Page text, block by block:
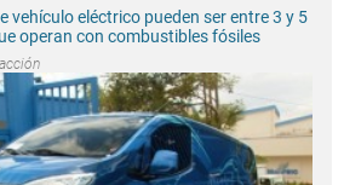
vehículo eléctrico pueden ser entre 3 y 5
operan con combustibles fósiles